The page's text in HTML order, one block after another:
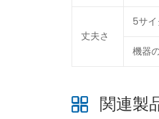
丈夫さ
5サ
機器
関連製